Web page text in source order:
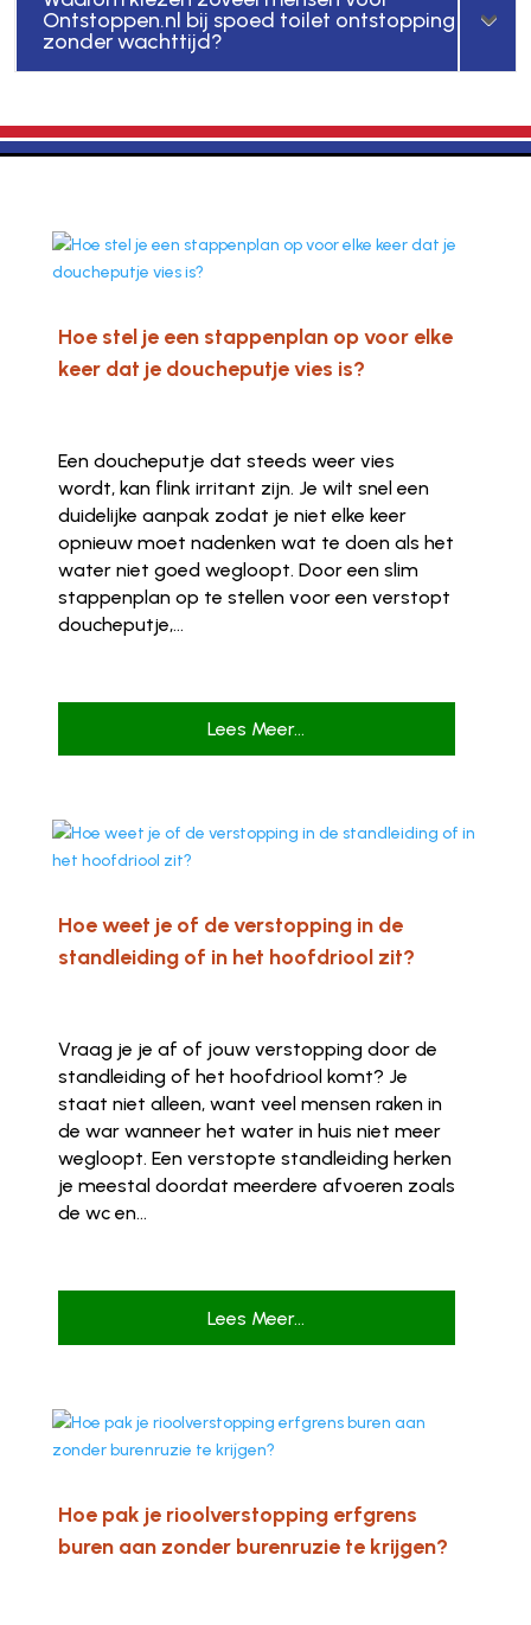
Ontstoppen.nl bij spoed toilet ontstopping
zonder wachttijd?
Hoe stel je een stappenplan op voor elke
keer dat je doucheputje vies is?
Een doucheputje dat steeds weer vies
wordt, kan flink irritant zijn. Je wilt snel een
duidelijke aanpak zodat je niet elke keer
opnieuw moet nadenken wat te doen als het
water niet goed wegloopt. Door een slim
stappenplan op te stellen voor een verstopt
doucheputje,...
Lees Meer...
Hoe weet je of de verstopping in de
standleiding of in het hoofdriool zit?
Vraag je je af of jouw verstopping door de
standleiding of het hoofdriool komt? Je
staat niet alleen, want veel mensen raken in
de war wanneer het water in huis niet meer
wegloopt. Een verstopte standleiding herken
je meestal doordat meerdere afvoeren zoals
de wc en...
Lees Meer...
Hoe pak je rioolverstopping erfgrens
buren aan zonder burenruzie te krijgen?